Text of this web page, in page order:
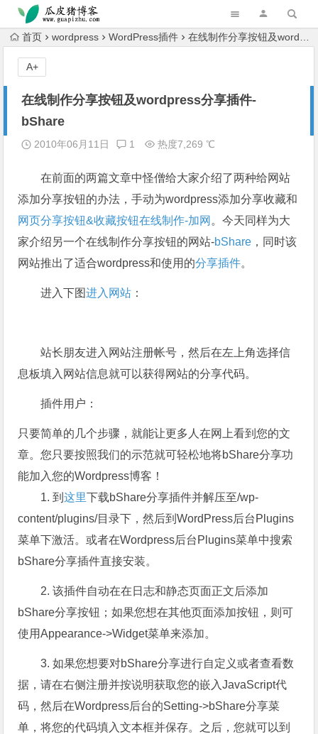
跳转到主内容
首页 wordpress WordPress插件 在线制作分享按钮及wordpress分享插件-bShare
在线制作分享按钮及wordpress分享插件-
bShare
2010年06月11日 1 热度7,269 ℃
在前面的两篇文章中怪僧给大家介绍了两种给网站
添加分享按钮的办法，手动为wordpress添加分享收藏和
网页分享按钮&收藏按钮在线制作-加网 。今天同样为大
家介绍另一个在线制作分享按钮的网站-bShare ，同时该
网站推出了适合wordpress和使用的分享插件。
进入下图进入网站 ：
站长朋友进入网站注册帐号，然后在左上角选择信
息板填入网站信息就可以获得网站的分享代码。
插件用户：
只要简单的几个步骤，就能让更多人在网上看到您的文
章。您只要按照我们的示范就可轻松地将bShare分享功
能加入您的Wordpress博客！
1. 到这里下载bShare分享插件并解压至/wp-
content/plugins/目录下，然后到WordPress后台Plugins
菜单下激活。或者在Wordpress后台Plugins菜单中搜索
bShare分享插件直接安装。
2. 该插件自动在在日志和静态页面正文后添加
bShare分享按钮；如果您想在其他页面添加按钮，则可
使用Appearance->Widget菜单来添加。
3. 如果您想要对bShare分享进行自定义或者查看数
据，请在右侧注册并按说明获取您的嵌入JavaScript代
码，然后在Wordpress后台的Setting->bShare分享菜
单，将您的代码填入文本框并保存。之后，您就可以到
A+